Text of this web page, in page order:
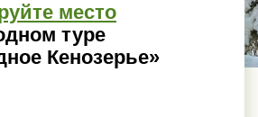
место
туре
Кенозерье»